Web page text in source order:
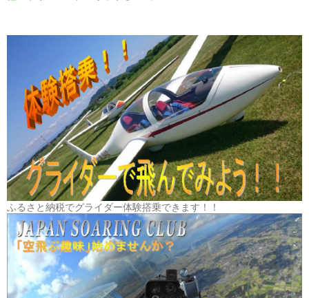
ふるさと納税でグライダー体験搭乗できます！！